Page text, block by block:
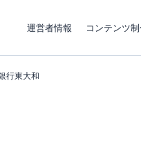
運営者情報 コンテンツ
行東大和